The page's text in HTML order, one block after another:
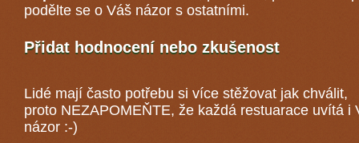
podělte se o Váš názor s ostatními.
Přidat hodnocení nebo zkušenost
Lidé mají často potřebu si více stěžovat jak chválit,
proto NEZAPOMEŇTE, že každá restuarace uvítá i
názor :-)